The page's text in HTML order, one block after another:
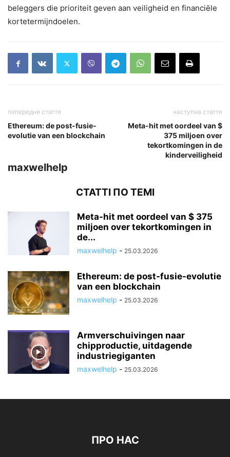
beleggers die prioriteit geven aan veiligheid en financiële
kortetermijndoelen.
попередня стаття
Ethereum: de post-fusie-
evolutie van een blockchain
наступна стаття
Meta-hit met oordeel van $
375 miljoen over
tekortkomingen in de
kinderveiligheid
maxwelhelp
СТАТТІ ПО ТЕМІ
Meta-hit met oordeel van $ 375
miljoen over tekortkomingen in
de...
maxwelhelp - 25.03.2026
Ethereum: de post-fusie-evolutie
van een blockchain
maxwelhelp - 25.03.2026
Armverschuivingen naar
chipproductie, uitdagende
industriegiganten
maxwelhelp - 25.03.2026
ПРО НАС